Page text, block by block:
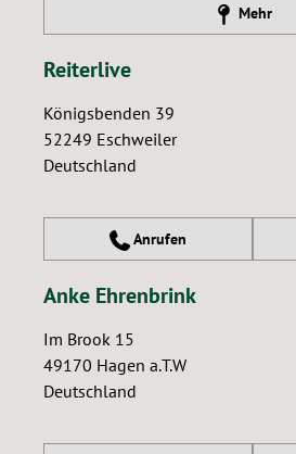
Mehr
Reiterlive
Königsbenden 39
52249 Eschweiler
Deutschland
Anrufen
Anke Ehrenbrink
Im Brook 15
49170 Hagen a.T.W
Deutschland